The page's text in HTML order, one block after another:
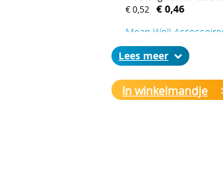
€ 0,52
€ 0,46
Mean Well
case 910
Mounting acc. for case
€ 0,74
€ 0,64
Mean Well
Lees
In winkelmandje